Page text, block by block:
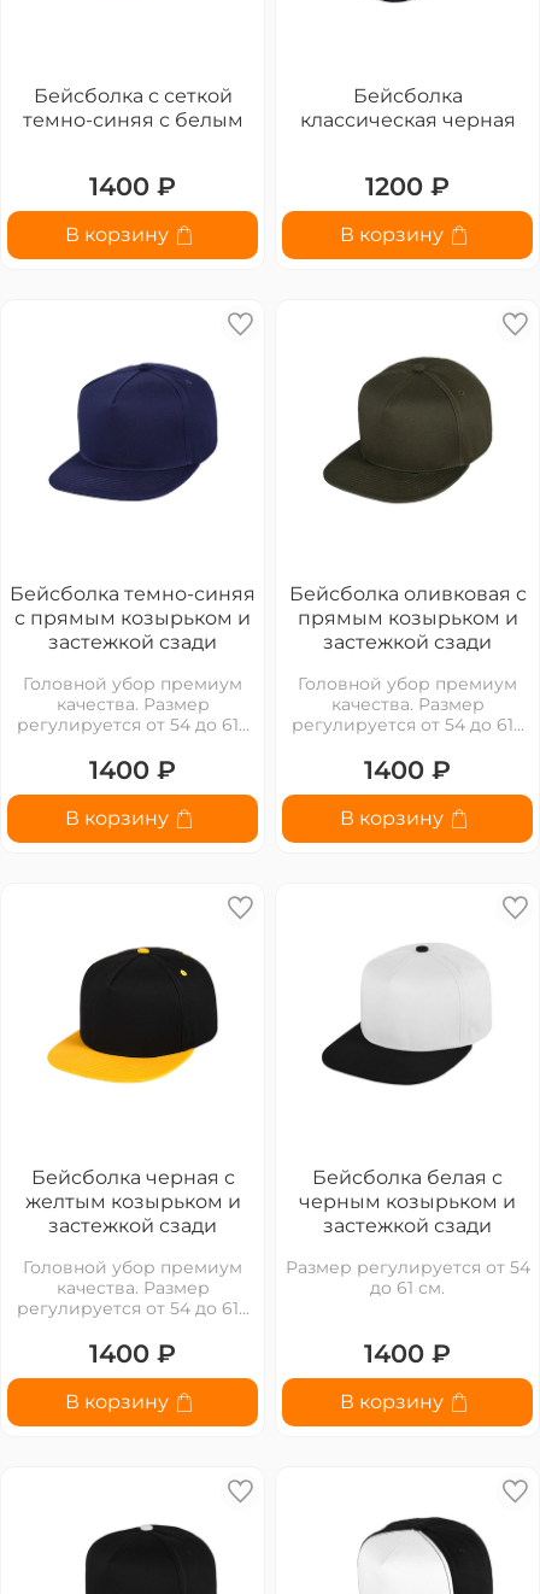
Бейсболка с сеткой
темно-синяя с белым
1400 ₽
В корзину
Бейсболка
классическая черная
1200 ₽
В корзину
Бейсболка темно-синяя
с прямым козырьком и
застежкой сзади
Головной убор премиум
качества. Размер
регулируется от 54 до 61...
1400 ₽
В корзину
Бейсболка оливковая с
прямым козырьком и
застежкой сзади
Головной убор премиум
качества. Размер
регулируется от 54 до 61...
1400 ₽
В корзину
Бейсболка черная с
желтым козырьком и
застежкой сзади
Головной убор премиум
качества. Размер
регулируется от 54 до 61...
1400 ₽
В корзину
Бейсболка белая с
черным козырьком и
застежкой сзади
Размер регулируется от 54
до 61 см.
1400 ₽
В корзину